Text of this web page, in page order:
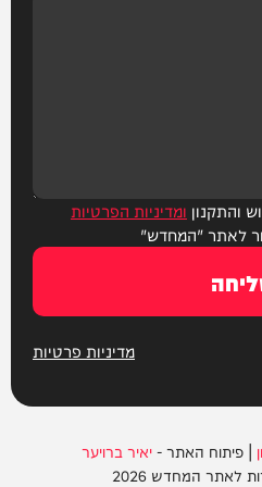
והתקנון ומדיניות הפרטיות
לאתר "המחדש"
מדיניות פרטיות
| פיתוח האתר -יאיר ברויער
לאתר המחדש 2026